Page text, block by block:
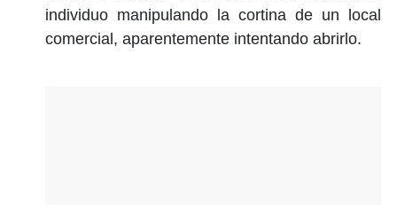
individuo manipulando la cortina de un local
comercial, aparentemente intentando abrirlo.